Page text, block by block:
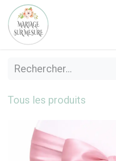
Se rendre au contenu
Tous les produits